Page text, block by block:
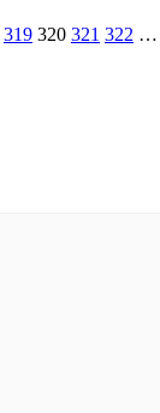
319 320 321 322 …